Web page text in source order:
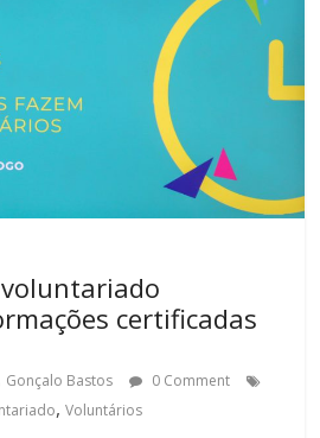
certificadas
Gonçalo Bastos
0 Comment
,Voluntários